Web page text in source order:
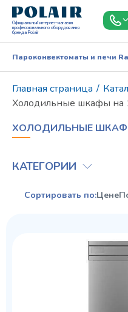
Официальный интернет-магазин
профессионального оборудования
бренда Polair
Пароконвектоматы и печи
Главная страница /
Холодильные шкафы на
ХОЛОДИЛЬНЫЕ
КАТЕГОРИИ
Сортировать по:Цене